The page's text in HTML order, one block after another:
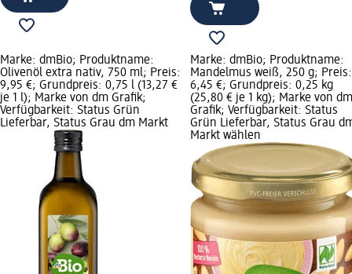
Marke: dmBio; Produktname:
Olivenöl extra nativ, 750 ml; Preis:
9,95 €; Grundpreis: 0,75 l (13,27 €
je 1 l); Marke von dm Grafik;
Verfügbarkeit: Status Grün
Lieferbar, Status Grau dm Markt
Marke: dmBio; Produktname:
Mandelmus weiß, 250 g; Preis:
6,45 €; Grundpreis: 0,25 kg
(25,80 € je 1 kg); Marke von dm
Grafik; Verfügbarkeit: Status
Grün Lieferbar, Status Grau
Markt wählen